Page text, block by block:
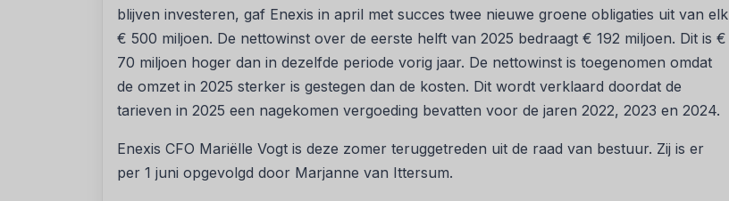
blijven investeren, gaf Enexis in april met succes twee nieuwe groene obligaties uit van elk
€ 500 miljoen. De nettowinst over de eerste helft van 2025 bedraagt € 192 miljoen. Dit is €
70 miljoen hoger dan in dezelfde periode vorig jaar. De nettowinst is toegenomen omdat
de omzet in 2025 sterker is gestegen dan de kosten. Dit wordt verklaard doordat de
tarieven in 2025 een nagekomen vergoeding bevatten voor de jaren 2022, 2023 en 2024.
Enexis CFO Mariëlle Vogt is deze zomer teruggetreden uit de raad van bestuur. Zij is er
per 1 juni opgevolgd door Marjanne van Ittersum.